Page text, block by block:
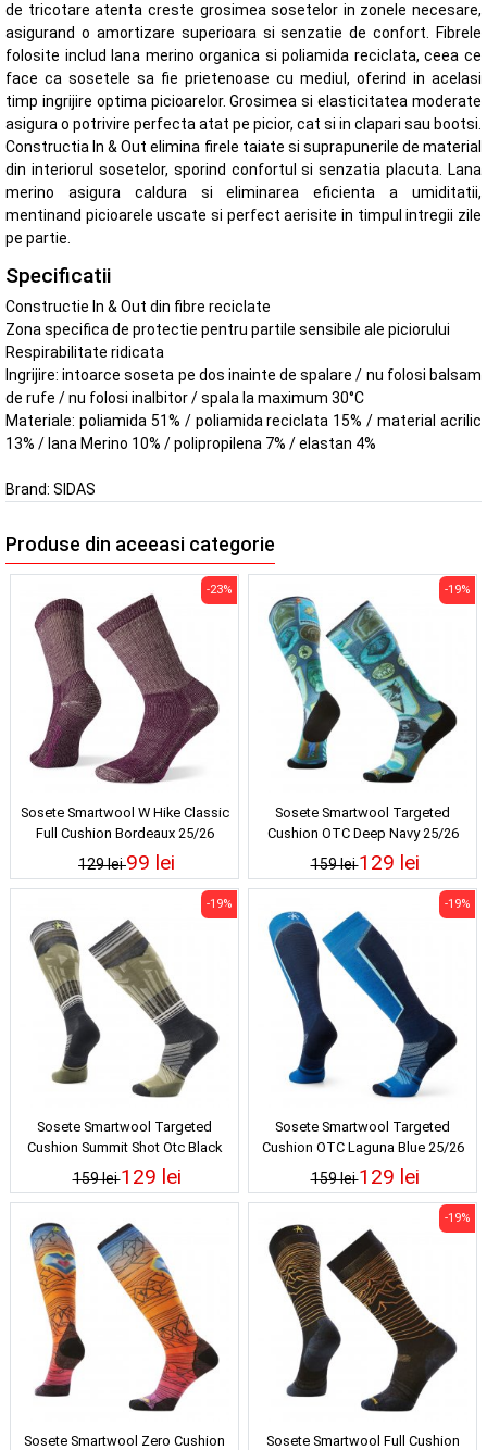
de tricotare atenta creste grosimea sosetelor in zonele necesare,
asigurand o amortizare superioara si senzatie de confort. Fibrele
folosite includ lana merino organica si poliamida reciclata, ceea ce
face ca sosetele sa fie prietenoase cu mediul, oferind in acelasi
timp ingrijire optima picioarelor. Grosimea si elasticitatea moderate
asigura o potrivire perfecta atat pe picior, cat si in clapari sau bootsi.
Constructia In & Out elimina firele taiate si suprapunerile de material
din interiorul sosetelor, sporind confortul si senzatia placuta. Lana
merino asigura caldura si eliminarea eficienta a umiditatii,
mentinand picioarele uscate si perfect aerisite in timpul intregii zile
pe partie.
Specificatii
Constructie In & Out din fibre reciclate
Zona specifica de protectie pentru partile sensibile ale piciorului
Respirabilitate ridicata
Ingrijire: intoarce soseta pe dos inainte de spalare / nu folosi balsam
de rufe / nu folosi inalbitor / spala la maximum 30°C
Materiale: poliamida 51% / poliamida reciclata 15% / material acrilic
13% / lana Merino 10% / polipropilena 7% / elastan 4%
Brand: SIDAS
Produse din aceeasi categorie
Sosete Smartwool W Hike Classic
Full Cushion Bordeaux 25/26
129 lei
-23%
99 lei
Sosete Smartwool Targeted
Cushion OTC Deep Navy 25/26
159 lei
-19%
129 lei
Sosete Smartwool Targeted
Cushion Summit Shot Otc Black
25/26
159 lei
-19%
129 lei
Sosete Smartwool Targeted
Cushion OTC Laguna Blue 25/26
159 lei
-19%
129 lei
Sosete Smartwool Zero Cushion
Sosete Smartwool Full Cushion
-19%